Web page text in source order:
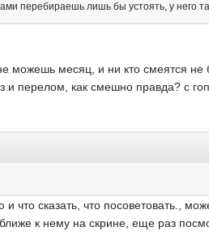
перебираешь лишь бы устоять, у него
месяц, и ни кто смеятся не
и перелом, как смешно правда? с
что сказать, что посоветовать.,
к нему на скрине, еще раз